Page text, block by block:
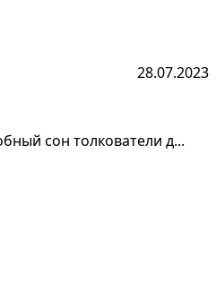
28.07.2023
сон толкователи д...